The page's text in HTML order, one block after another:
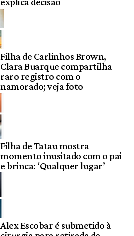
Filha de Carlinhos Brown,
Clara Buarque compartilha
raro registro com o
namorado; veja foto
Filha de Tatau mostra
momento inusitado com o pai
e brinca: ‘Qualquer lugar’
Alex Escobar é submetido à